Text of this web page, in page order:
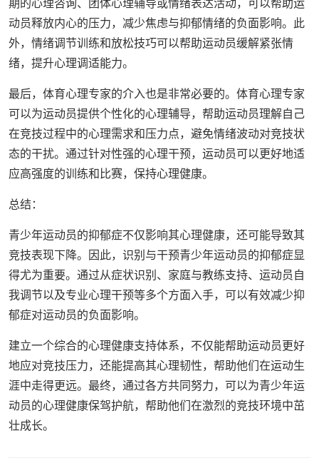
期的心理咨询、团体心理辅导或情绪表达活动，可以帮助运
动员释放内心的压力，减少焦虑与抑郁情绪的负面影响。此
外，情绪调节训练和放松技巧可以帮助运动员缓解紧张情
绪，提升心理调适能力。
最后，体育心理专家的介入也是非常必要的。体育心理专家
可以为运动员提供个性化的心理辅导，帮助运动员理解自己
在竞技过程中的心理需求和压力点，避免情绪波动对竞技状
态的干扰。通过针对性强的心理干预，运动员可以更好地适
应高强度的训练和比赛，保持心理健康。
总结：
青少年运动员的抑郁症不仅影响其心理健康，还可能导致其
竞技表现下降。因此，识别与干预青少年运动员的抑郁症显
得尤为重要。通过从症状识别、家庭与教练支持、运动员自
我调节以及专业心理干预等多个方面入手，可以有效减少抑
郁症对运动员的负面影响。
建立一个综合的心理健康支持体系，不仅能帮助运动员更好
地应对竞技压力，还能提高其心理韧性，帮助他们在运动生
涯中走得更远。最终，通过各方共同努力，可以为青少年运
动员的心理健康保驾护航，帮助他们在激烈的竞技环境中茁
壮成长。